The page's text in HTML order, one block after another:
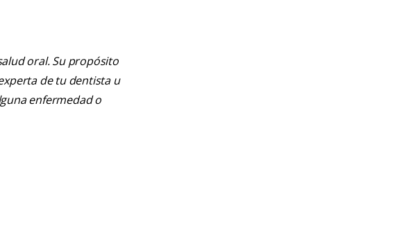
oral. Su propósito
de tu dentista u
enfermedad o